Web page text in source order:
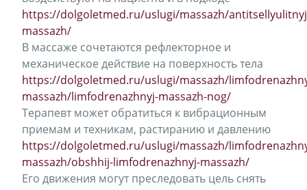
https://dolgoletmed.ru/uslugi/massazh/
massazh/
В массаже сочетаются рефлекторное и
механическое действие на поверхность тела
https://dolgoletmed.ru/uslugi/massazh/
massazh/limfodrenazhnyj-massazh-nog/
Терапевт может обратиться к вибрационным
приемам и техникам, растиранию и давлению
https://dolgoletmed.ru/uslugi/massazh/
massazh/obshhij-limfodrenazhnyj-massazh/
Его движения могут преследовать цель снять